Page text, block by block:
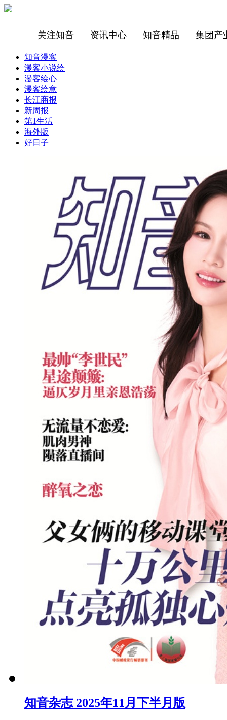
关注知音 资讯中心 知音精品 集团产
知音漫客
漫客小说绘
漫客绘心
漫客绘意
长江商报
新周报
第1生活
海外版
好日子
知音杂志 2025年11月下半月版